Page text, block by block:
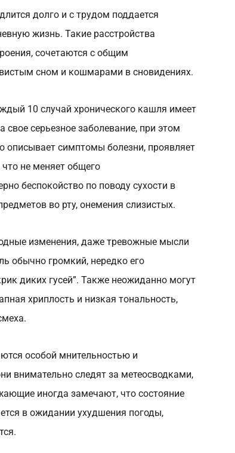
долго и с трудом поддается
жизнь. Такие расстройства
сочетаются с общим
сном и кошмарами в сновидениях.
10 случай хронического кашля имеет
свое серьезное заболевание, при этом
описывает симптомы болезни, проявляет
не меняет общего
беспокойство по поводу сухости в
во рту, онемения слизистых.
изменения, даже тревожные мысли
обычно громкий, нередко его
диких гусей”. Также неожиданно могут
хриплость и низкая тональность,
особой мнительностью и
внимательно следят за метеосводками,
иногда замечают, что состояние
в ожидании ухудшения погоды,